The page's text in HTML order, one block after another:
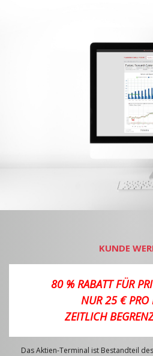
KUNDE
80 % RABATT FÜR
NUR 25 € PRO
ZEITLICH
Das Aktien-Terminal ist Bestandteil des